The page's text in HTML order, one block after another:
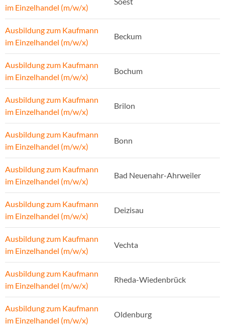
im Einzelhandel (m/w/x)
Ausbildung zum Kaufmann
im Einzelhandel (m/w/x)
Beckum
Ausbildung zum Kaufmann
im Einzelhandel (m/w/x)
Bochum
Ausbildung zum Kaufmann
im Einzelhandel (m/w/x)
Brilon
Ausbildung zum Kaufmann
im Einzelhandel (m/w/x)
Bonn
Ausbildung zum Kaufmann
im Einzelhandel (m/w/x)
Bad Neuenahr-Ahrweiler
Ausbildung zum Kaufmann
im Einzelhandel (m/w/x)
Deizisau
Ausbildung zum Kaufmann
im Einzelhandel (m/w/x)
Vechta
Ausbildung zum Kaufmann
im Einzelhandel (m/w/x)
Rheda-Wiedenbrück
Ausbildung zum Kaufmann
im Einzelhandel (m/w/x)
Oldenburg